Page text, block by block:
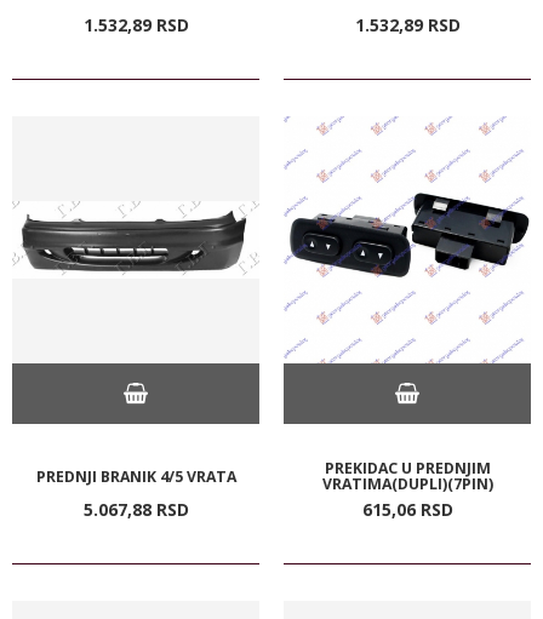
1.532,89 RSD 1.532,89 RSD
PREDNJI BRANIK 4/5 VRATA
5.067,88 RSD
PREKIDAC U PREDNJIM
VRATIMA(DUPLI)(7PIN)
615,06 RSD